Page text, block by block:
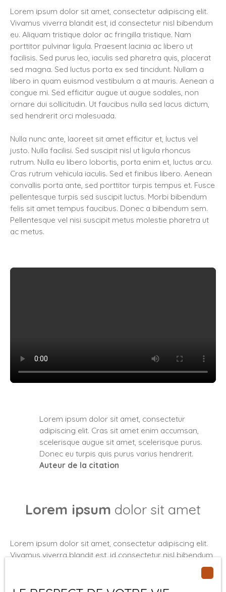
Lorem ipsum dolor sit amet, consectetur adipiscing elit.
Vivamus viverra blandit est, id consectetur nisl bibendum
eu. Aliquam tristique dolor ac fringilla tristique. Nam
porttitor pulvinar ligula. Praesent lacinia ac libero ut
facilisis. Sed purus leo, iaculis sed pharetra quis, placerat
sed magna. Sed luctus porta ex sed tincidunt. Nullam a
libero in quam euismod vestibulum a at mauris. Aenean a
congue mi. Sed efficitur augue ut augue sodales, non
ornare dui sollicitudin. Ut faucibus nulla sed lacus dictum,
sed hendrerit orci malesuada.
Nulla nunc ante, laoreet sit amet efficitur et, luctus vel
justo. Nulla facilisi. Sed suscipit nisl ut ligula rhoncus
rutrum. Nulla eu libero lobortis, porta enim et, luctus arcu.
Cras rutrum vehicula iaculis. Sed et finibus libero. Aenean
convallis porta ante, sed porttitor turpis tempus et. Fusce
pellentesque turpis sed suscipit luctus. Morbi bibendum
felis sit amet tempus faucibus. Donec a bibendum sem.
Pellentesque vel nisi suscipit metus molestie pharetra ut
ac metus.
Lorem ipsum dolor sit amet, consectetur
adipiscing elit. Cras sit amet enim accumsan,
scelerisque augue sit amet, scelerisque purus.
Donec eu turpis quis purus varius hendrerit.
Auteur de la citation
Lorem ipsum dolor sit amet
Lorem ipsum dolor sit amet, consectetur adipiscing elit.
Vivamus viverra blandit est, id consectetur nisl bibendum
facilisis. Sed purus leo, iaculis sed pharetra quis, placerat